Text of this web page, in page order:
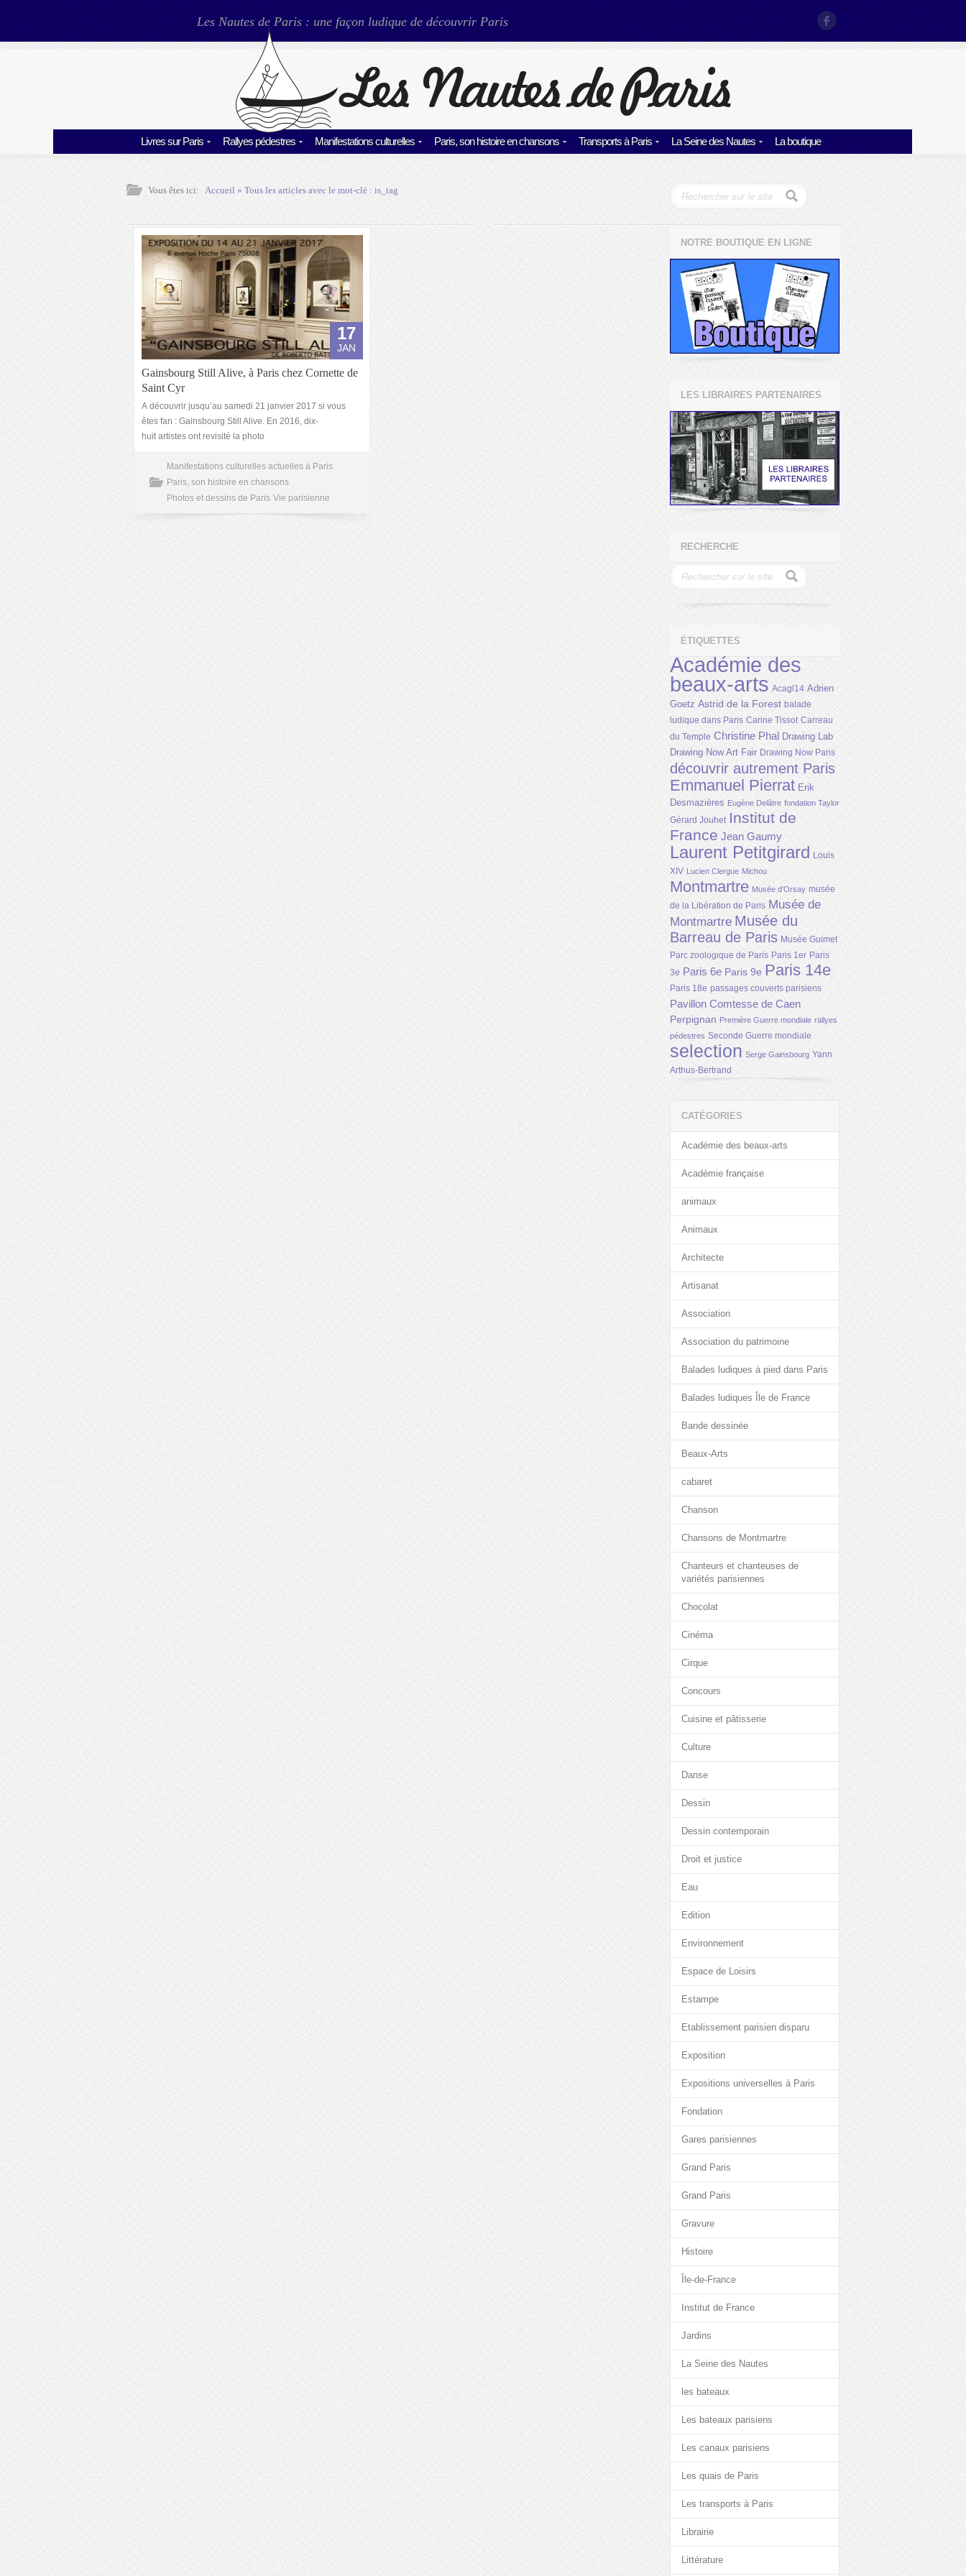
Les Nautes de Paris : une façon ludique de découvrir Paris
Livres sur Paris Rallyes pédestres Manifestations culturelles Paris, son histoire en chansons Transports à Paris La Seine des Nautes La boutique
Vous êtes ici: Accueil» Tous les articles avec le mot-clé :is_tag
17
JAN
Gainsbourg Still Alive, à Paris chez Cornette de
Saint Cyr
A découvrir jusqu’au samedi 21 janvier 2017 si vous
êtes fan : Gainsbourg Still Alive. En 2016, dix-
huit artistes ont revisité la photo
Manifestations culturelles actuelles à Paris
Paris, son histoire en chansons
Photos et dessins de Paris Vie parisienne
NOTRE BOUTIQUE EN LIGNE
LES LIBRAIRES PARTENAIRES
RECHERCHE
ÉTIQUETTES
Académie des
beaux-arts Acagl14 Adrien
Goetz Astrid de la Forest balade
ludique dans Paris Carine Tissot Carreau
du Temple Christine Phal Drawing Lab
Drawing Now Art Fair Drawing Now Paris
découvrir autrement Paris
Emmanuel Pierrat Erik
Desmazières Eugène Delâtre fondation Taylor
Gérard Jouhet Institut de
France Jean Gaumy
Laurent Petitgirard Louis
XIV Lucien Clergue Michou
Montmartre Musée d'Orsay musée
de la Libération de Paris Musée de
Montmartre Musée du
Barreau de Paris Musée Guimet
Parc zoologique de Paris Paris 1er Paris
3e Paris 6e Paris 9e Paris 14e
Paris 18e passages couverts parisiens
Pavillon Comtesse de Caen
Perpignan Première Guerre mondiale rallyes
pédestres Seconde Guerre mondiale
selection Serge Gainsbourg Yann
Arthus-Bertrand
CATÉGORIES
Académie des beaux-arts
Académie française
animaux
Animaux
Architecte
Artisanat
Association
Association du patrimoine
Balades ludiques à pied dans Paris
Balades ludiques Île de France
Bande dessinée
Beaux-Arts
cabaret
Chanson
Chansons de Montmartre
Chanteurs et chanteuses de
variétés parisiennes
Chocolat
Cinéma
Cirque
Concours
Cuisine et pâtisserie
Culture
Danse
Dessin
Dessin contemporain
Droit et justice
Eau
Edition
Environnement
Espace de Loisirs
Estampe
Etablissement parisien disparu
Exposition
Expositions universelles à Paris
Fondation
Gares parisiennes
Grand Paris
Grand Paris
Gravure
Histoire
Île-de-France
Institut de France
Jardins
La Seine des Nautes
les bateaux
Les bateaux parisiens
Les canaux parisiens
Les quais de Paris
Les transports à Paris
Librairie
Littérature